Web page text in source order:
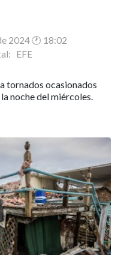
2024 🕐 18:02
EFE
tornados ocasionados
noche del miércoles.